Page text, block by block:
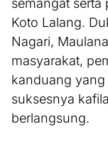
semangat serta
Koto Lalang.
Nagari,
masyarakat,
kanduang
suksesnya
berlangsung.